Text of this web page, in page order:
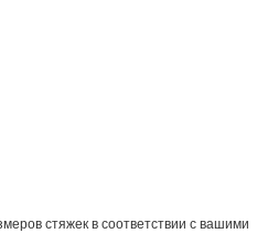
стяжек в соответствии с вашими